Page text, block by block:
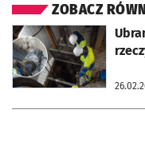
ZOBACZ
otworzy się w nowej karcie